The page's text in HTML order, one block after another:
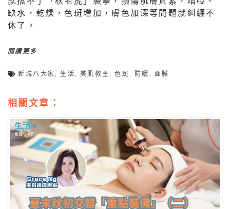
缺水，乾燥，色斑增加，膚色加深等問題就糾纏不
休了。
閱讀更多
新城八大家, 生活, 美肌教主,色斑, 防曬 , 面膜
相關文章：